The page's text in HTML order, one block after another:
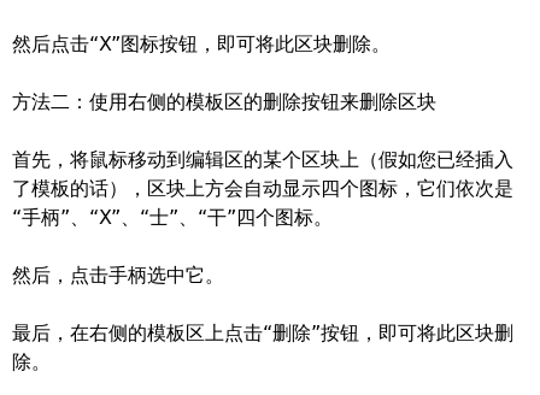
然后点击“X”图标按钮，即可将此区块删除。
方法二：使用右侧的模板区的删除按钮来删除区块
首先，将鼠标移动到编辑区的某个区块上（假如您已经插入
了模板的话），区块上方会自动显示四个图标，它们依次是
“手柄”、“X”、“士”、“干”四个图标。
然后，点击手柄选中它。
最后，在右侧的模板区上点击“删除”按钮，即可将此区块删
除。